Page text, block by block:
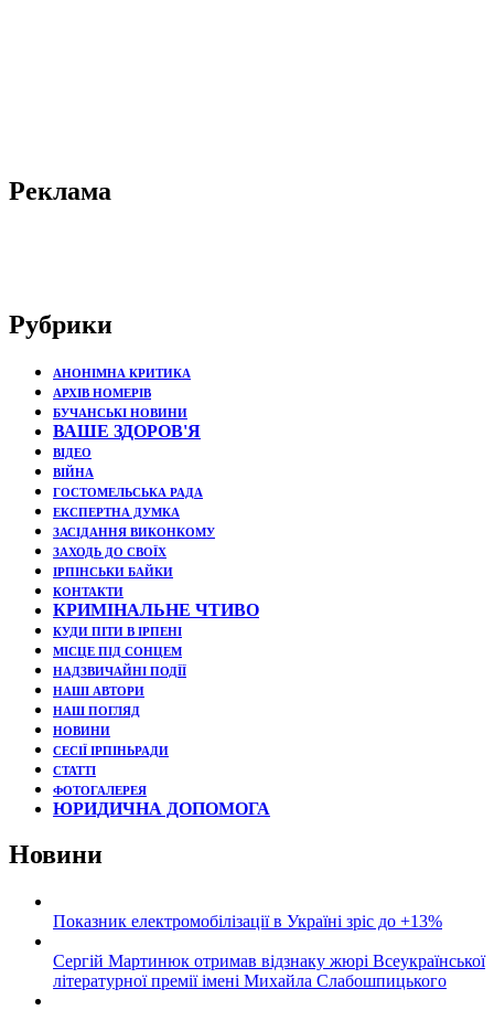
Реклама
Рубрики
АНОНІМНА КРИТИКА
АРХІВ НОМЕРІВ
БУЧАНСЬКІ НОВИНИ
ВАШЕ ЗДОРОВ'Я
ВІДЕО
ВІЙНА
ГОСТОМЕЛЬСЬКА РАДА
ЕКСПЕРТНА ДУМКА
ЗАСІДАННЯ ВИКОНКОМУ
ЗАХОДЬ ДО СВОЇХ
ІРПІНСЬКИ БАЙКИ
КОНТАКТИ
КРИМІНАЛЬНЕ ЧТИВО
КУДИ ПІТИ В ІРПЕНІ
МІСЦЕ ПІД СОНЦЕМ
НАДЗВИЧАЙНІ ПОДЇЇ
НАШІ АВТОРИ
НАШ ПОГЛЯД
НОВИНИ
СЕСІЇ ІРПІНЬРАДИ
СТАТТІ
ФОТОГАЛЕРЕЯ
ЮРИДИЧНА ДОПОМОГА
Новини
Показник електромобілізації в Україні зріс до +13%
Сергій Мартинюк отримав відзнаку жюрі Всеукраїнської
літературної премії імені Михайла Слабошпицького